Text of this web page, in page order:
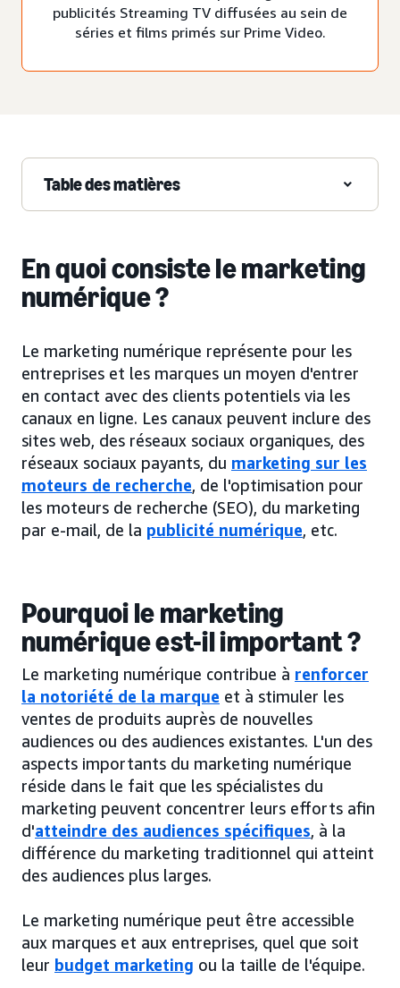
publicités Streaming TV diffusées au sein de
séries et films primés sur Prime Video.
Table des matières
En quoi consiste le marketing
numérique ?
Le marketing numérique représente pour les
entreprises et les marques un moyen d'entrer
en contact avec des clients potentiels via les
canaux en ligne. Les canaux peuvent inclure des
sites web, des réseaux sociaux organiques, des
réseaux sociaux payants, du marketing sur les
moteurs de recherche, de l'optimisation pour
les moteurs de recherche (SEO), du marketing
par e-mail, de la publicité numérique, etc.
Pourquoi le marketing
numérique est-il important ?
Le marketing numérique contribue à renforcer
la notoriété de la marque et à stimuler les
ventes de produits auprès de nouvelles
audiences ou des audiences existantes. L'un des
aspects importants du marketing numérique
réside dans le fait que les spécialistes du
marketing peuvent concentrer leurs efforts afin
d'atteindre des audiences spécifiques, à la
différence du marketing traditionnel qui atteint
des audiences plus larges.
Le marketing numérique peut être accessible
aux marques et aux entreprises, quel que soit
leur budget marketing ou la taille de l'équipe.